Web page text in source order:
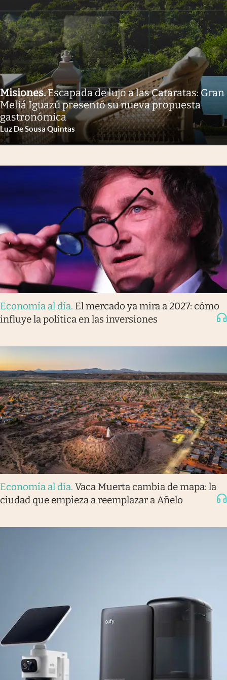
Misiones.Escapada de lujo a las Cataratas: Gran
Meliá Iguazú presentó su nueva propuesta
gastronómica
Luz De Sousa Quintas
Economía al día. El mercado ya mira a 2027: cómo
influye la política en las inversiones
Economía al día. Vaca Muerta cambia de mapa: la
ciudad que empieza a reemplazar a Añelo